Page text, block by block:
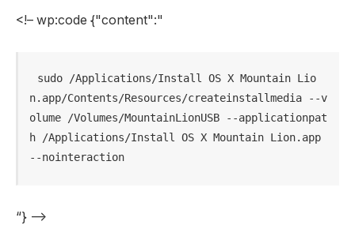
<!– wp:code {"content":"
sudo /Applications/Install OS X Mountain Lio
n.app/Contents/Resources/createinstallmedia --v
olume /Volumes/MountainLionUSB --applicationpat
h /Applications/Install OS X Mountain Lion.app
--nointeraction
“} –>